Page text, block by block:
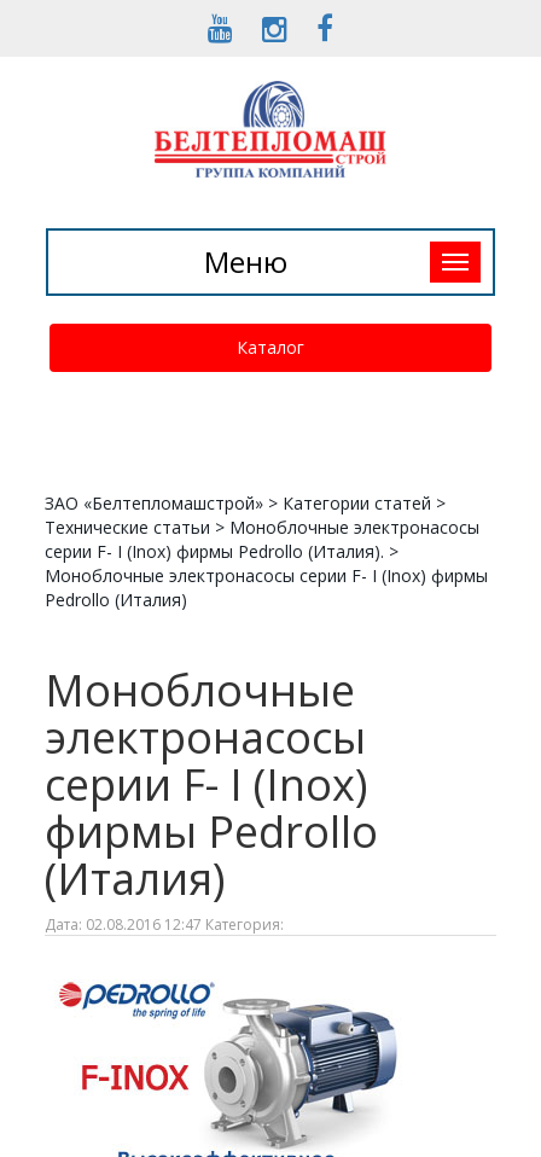
Toggle
navigation
Меню
Каталог
ЗАО «Белтепломашстрой» > Категории статей >
Технические статьи > Моноблочные электронасосы
серии F- I (Inox) фирмы Pedrollo (Италия). >
Моноблочные электронасосы серии F- I (Inox) фирмы
Pedrollo (Италия)
Моноблочные
электронасосы
серии F- I (Inox)
фирмы Pedrollo
(Италия)
Дата: 02.08.2016 12:47 Категория: